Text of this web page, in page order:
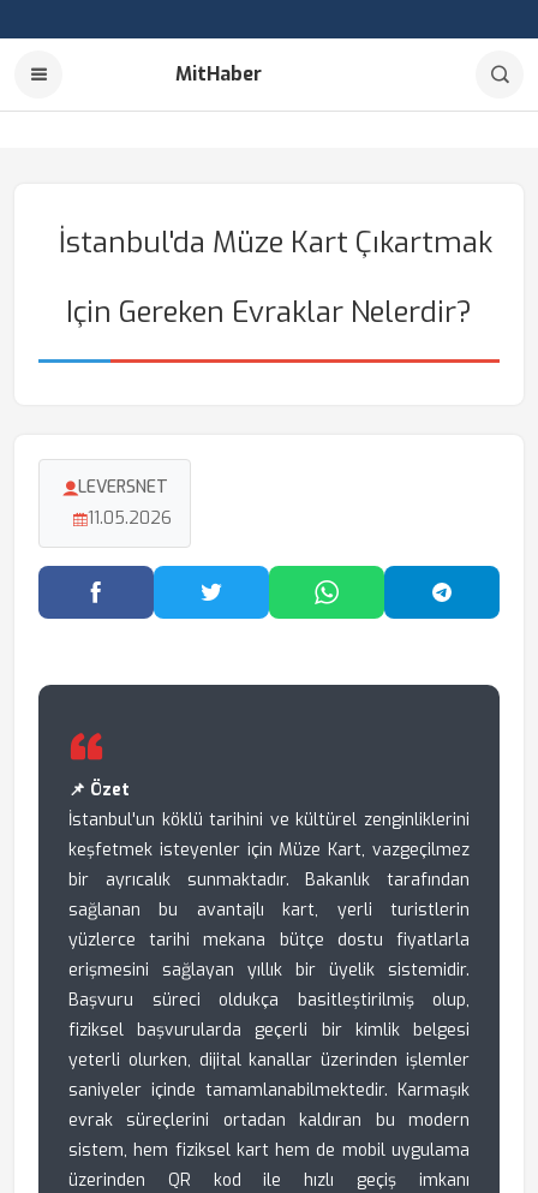
MitHaber
İstanbul'da Müze Kart Çıkartmak
Için Gereken Evraklar Nelerdir?
LEVERSNET
11.05.2026
Facebook'ta PaylaşTwitter'da PaylaşWhatsApp'ta Paylaş
📌 Özet
İstanbul'un köklü tarihini ve kültürel zenginliklerini
keşfetmek isteyenler için Müze Kart, vazgeçilmez
bir ayrıcalık sunmaktadır. Bakanlık tarafından
sağlanan bu avantajlı kart, yerli turistlerin
yüzlerce tarihi mekana bütçe dostu fiyatlarla
erişmesini sağlayan yıllık bir üyelik sistemidir.
Başvuru süreci oldukça basitleştirilmiş olup,
fiziksel başvurularda geçerli bir kimlik belgesi
yeterli olurken, dijital kanallar üzerinden işlemler
saniyeler içinde tamamlanabilmektedir. Karmaşık
evrak süreçlerini ortadan kaldıran bu modern
sistem, hem fiziksel kart hem de mobil uygulama
üzerinden QR kod ile hızlı geçiş imkanı